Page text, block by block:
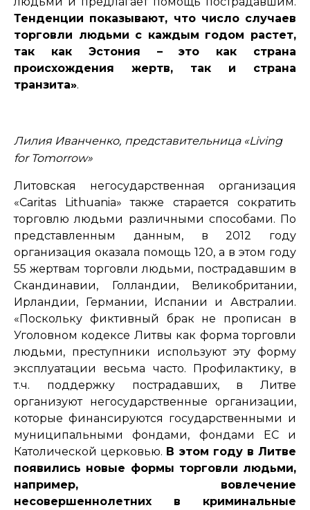
Тенденции показывают, что число случаев
торговли людьми с каждым годом растет,
так как Эстония – это как страна
происхождения жертв, так и страна
транзита».
Лилия Иванченко, представительница «Living
for Tomorrow»
Литовская негосударственная организация
«Caritas Lithuania» также старается сократить
торговлю людьми различными способами. По
представленным данным, в 2012 году
организация оказала помощь 120, а в этом году
55 жертвам торговли людьми, пострадавшим в
Скандинавии, Голландии, Великобритании,
Ирландии, Германии, Испании и Австралии.
«Поскольку фиктивный брак не прописан в
Уголовном кодексе Литвы как форма торговли
людьми, преступники используют эту форму
эксплуатации весьма часто. Профилактику, в
т.ч. поддержку пострадавших, в Литве
организуют негосударственные организации,
которые финансируются государственными и
муниципальными фондами, фондами ЕС и
Католической церковью. В этом году в Литве
появились новые формы торговли людьми,
например, вовлечение
несовершеннолетних в криминальные